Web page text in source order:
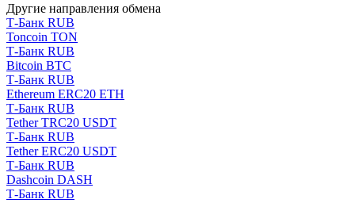
Другие направления обмена
Т-Банк RUB
Toncoin TON
Т-Банк RUB
Bitcoin BTC
Т-Банк RUB
Ethereum ERC20 ETH
Т-Банк RUB
Tether TRC20 USDT
Т-Банк RUB
Tether ERC20 USDT
Т-Банк RUB
Dashcoin DASH
Т-Банк RUB